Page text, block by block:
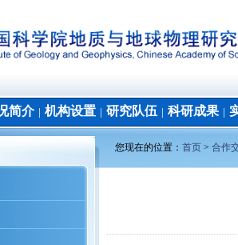
简介│ 机构设置 研究队伍 科研成果│
您现在的位置： 首页 > 合作